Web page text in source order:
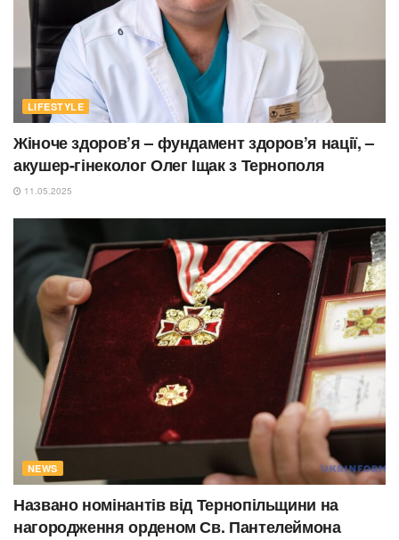
LIFESTYLE
Жіноче здоров’я – фундамент здоров’я нації, –
акушер-гінеколог Олег Іщак з Тернополя
11.05.2025
NEWS
Названо номінантів від Тернопільщини на
нагородження орденом Св. Пантелеймона